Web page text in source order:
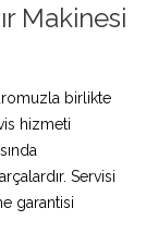
Makinesi
birlikte
hizmeti
Servisi
garantisi